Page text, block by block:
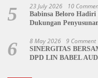
5 23 July 2026 10
Babinsa Beloro Hadiri
Dukungan
6 8 May 2026 9 Comment
SINERGITAS
DPD LIN BABEL